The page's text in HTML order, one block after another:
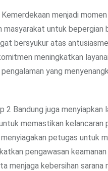
Kemerdekaan menjadi
masyarakat untuk bepergian
bersyukur atas
meningkatkan
yang
2 Bandung juga menyiapkan
memastikan kelancaran
petugas untuk
pengawasan
menjaga kebersihan sarana